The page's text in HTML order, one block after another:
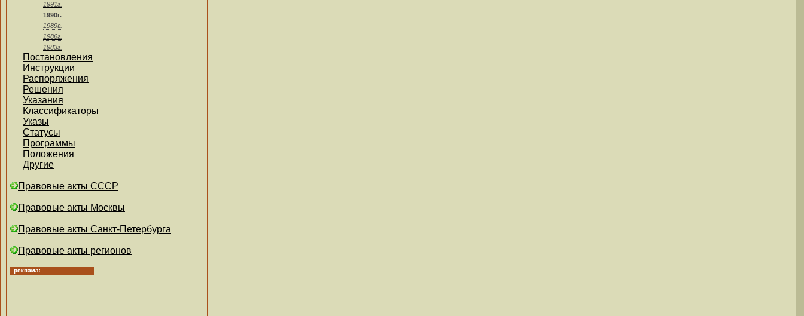
1991г.
1990г.
1989г.
1986г.
1983г.
Постановления
Инструкции
Распоряжения
Решения
Указания
Классификаторы
Указы
Статусы
Программы
Положения
Другие
Правовые акты СССР
Правовые акты Москвы
Правовые акты Санкт-Петербурга
Правовые акты регионов